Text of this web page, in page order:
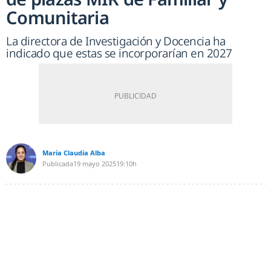
Comunitaria
La directora de Investigación y Docencia ha
indicado que estas se incorporarían en 2027
Maria Claudia Alba
Publicada19 mayo 202519:10h